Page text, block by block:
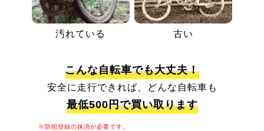
汚れている 古い
こんな自転車でも大丈夫！
安全に走行できれば、どんな自転車も
最低500円で買い取ります
※防犯登録の抹消が必要です。